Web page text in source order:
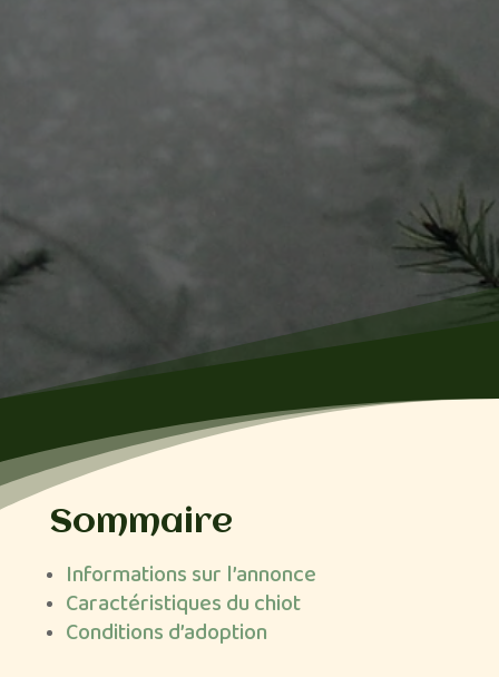
Sommaire
Informations sur l’annonce
Caractéristiques du chiot
Conditions d’adoption